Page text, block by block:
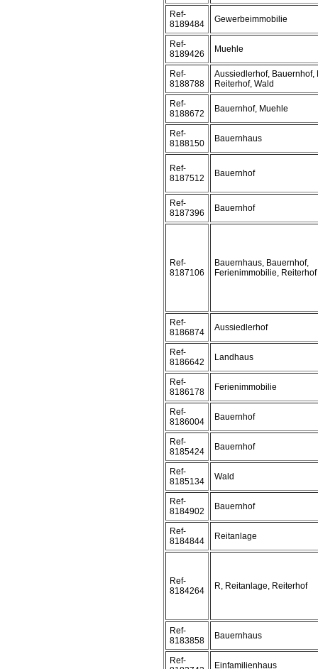
Ref-
8189484
Gewerbeimmobilie
Ref-
8189426
Muehle
Ref-
8188788
Aussiedlerhof, Bauernhof,
Reiterhof, Wald
Ref-
8188672
Bauernhof, Muehle
Ref-
8188150
Bauernhaus
Ref-
8187512
Bauernhof
Ref-
8187396
Bauernhof
Ref-
8187106
Bauernhaus, Bauernhof,
Ferienimmobilie, Reiterhof
Ref-
8186874
Aussiedlerhof
Ref-
8186642
Landhaus
Ref-
8186178
Ferienimmobilie
Ref-
8186004
Bauernhof
Ref-
8185424
Bauernhof
Ref-
8185134
Wald
Ref-
8184902
Bauernhof
Ref-
8184844
Reitanlage
Ref-
8184264
R, Reitanlage, Reiterhof
Ref-
8183858
Bauernhaus
Ref-
Einfamilienhaus